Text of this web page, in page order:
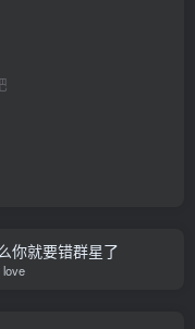
你就要错群星了
love